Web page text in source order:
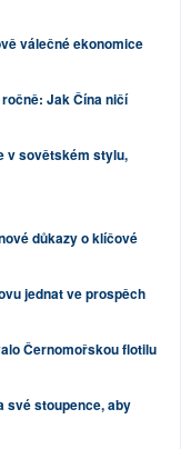
válečné ekonomice
Jak Čína ničí
v sovětském stylu,
důkazy o klíčové
jednat ve prospěch
Černomořskou flotilu
své stoupence, aby